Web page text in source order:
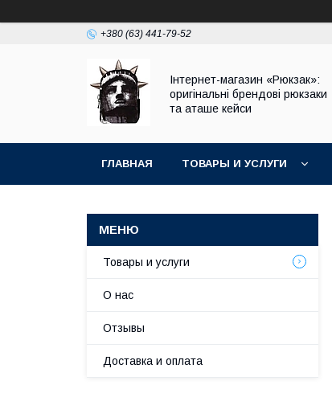
+380 (63) 441-79-52
Інтернет-магазин «Рюкзак»:
оригінальні брендові рюкзаки
та аташе кейси
ГЛАВНАЯ ТОВАРЫ И УСЛУГИ
Товары и услуги
О нас
Отзывы
Доставка и оплата